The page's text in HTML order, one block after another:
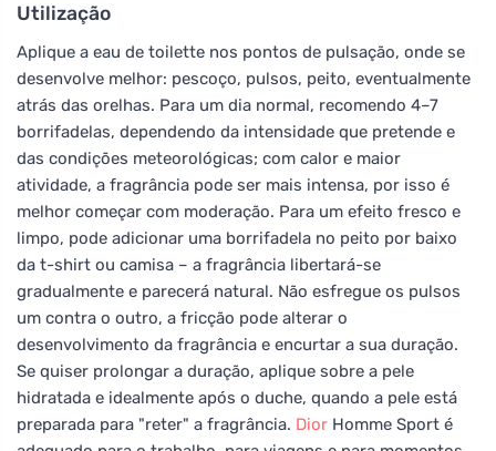
Utilização
Aplique a eau de toilette nos pontos de pulsação, onde se
desenvolve melhor: pescoço, pulsos, peito, eventualmente
atrás das orelhas. Para um dia normal, recomendo 4–7
borrifadelas, dependendo da intensidade que pretende e
das condições meteorológicas; com calor e maior
atividade, a fragrância pode ser mais intensa, por isso é
melhor começar com moderação. Para um efeito fresco e
limpo, pode adicionar uma borrifadela no peito por baixo
da t-shirt ou camisa – a fragrância libertará-se
gradualmente e parecerá natural. Não esfregue os pulsos
um contra o outro, a fricção pode alterar o
desenvolvimento da fragrância e encurtar a sua duração.
Se quiser prolongar a duração, aplique sobre a pele
hidratada e idealmente após o duche, quando a pele está
preparada para "reter" a fragrância. Dior Homme Sport é